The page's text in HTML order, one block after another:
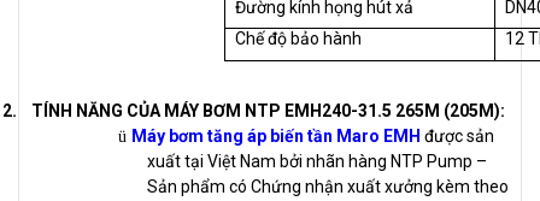
Đường kính họng hút xả
Chế độ bảo hành
12
2. TÍNH NĂNG CỦA MÁY BƠM NTP EMH240-31.5 265M (205M):
ü Máy bơm tăng áp biến tần Maro EMH được sản
xuất tại Việt Nam bởi nhãn hàng NTP Pump –
Sản phẩm có Chứng nhận xuất xưởng kèm theo